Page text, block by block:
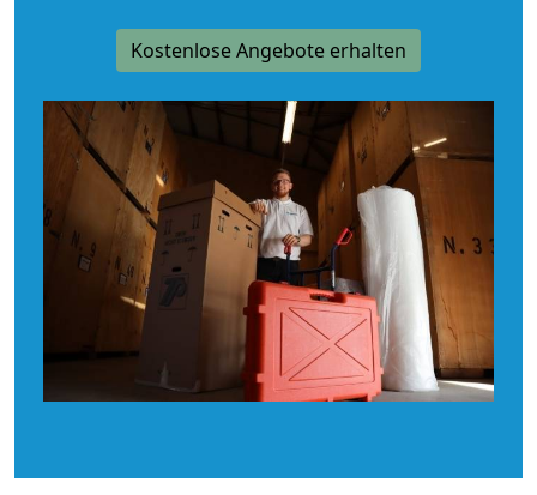
Kostenlose Angebote erhalten